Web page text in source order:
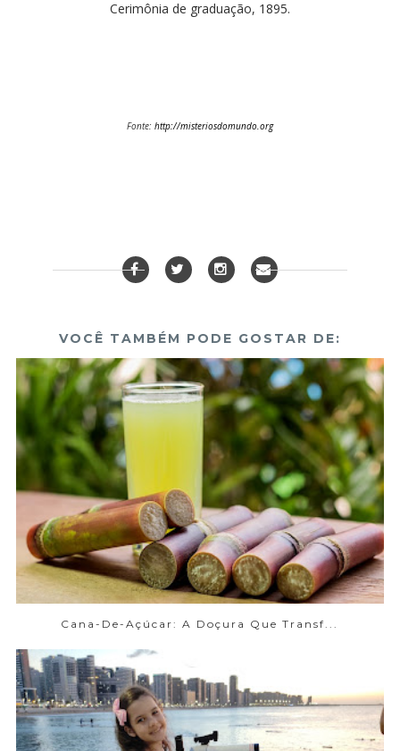
Cerimônia de graduação, 1895.
Fonte: http://misteriosdomundo.org
VOCÊ TAMBÉM PODE GOSTAR DE:
Cana-De-Açúcar: A Doçura Que Transf...